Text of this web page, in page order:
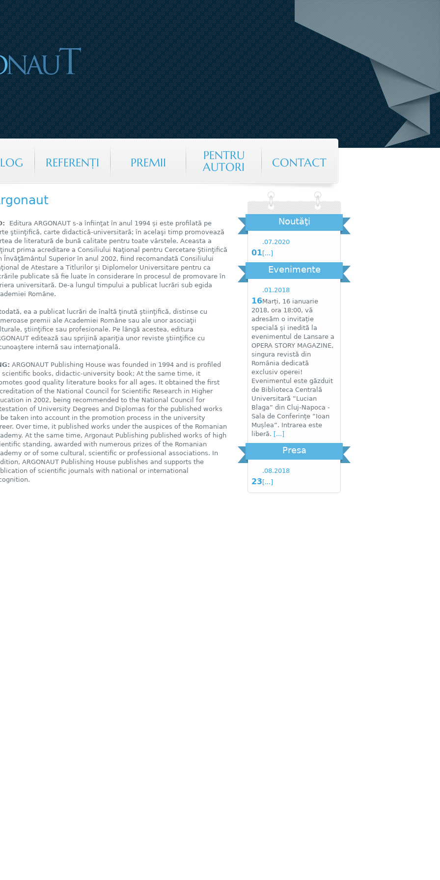
Jump to navigation
REFERENŢI PREMII
PENTRU
AUTORI
CONTACT
Editura ARGONAUT s-a înfiinţat în anul 1994 și este profilată pe
ştiinţifică, carte didactică-universitară; în acelaşi timp promovează
de literatură de bună calitate pentru toate vârstele. Aceasta a
prima acreditare a Consiliului Naţional pentru Cercetare Ştiinţifică
Învăţământul Superior în anul 2002, fiind recomandată Consiliului
de Atestare a Titlurilor şi Diplomelor Universitare pentru ca
publicate să fie luate în considerare în procesul de promovare în
universitară. De-a lungul timpului a publicat lucrări sub egida
Române.
ea a publicat lucrări de înaltă ţinută ştiinţifică, distinse cu
premii ale Academiei Române sau ale unor asociaţii
ştiinţifice sau profesionale. Pe lângă acestea, editura
editează sau sprijină apariţia unor reviste ştiinţifice cu
internă sau internaţională.
ARGONAUT Publishing House was founded in 1994 and is profiled
scientific books, didactic-university book; At the same time, it
good quality literature books for all ages. It obtained the first
of the National Council for Scientific Research in Higher
in 2002, being recommended to the National Council for
of University Degrees and Diplomas for the published works
taken into account in the promotion process in the university
Over time, it published works under the auspices of the Romanian
At the same time, Argonaut Publishing published works of high
standing, awarded with numerous prizes of the Romanian
or of some cultural, scientific or professional associations. In
ARGONAUT Publishing House publishes and supports the
of scientific journals with national or international
Noutăţi
01
.07.2020
[...]
Evenimente
16
.01.2018
Marți, 16 ianuarie
2018, ora 18:00, vă
adresăm o invitație
specială și inedită la
evenimentul de Lansare a
OPERA STORY MAGAZINE,
singura revistă din
România dedicată
exclusiv operei!
Evenimentul este găzduit
de Biblioteca Centrală
Universitară ”Lucian
Blaga” din Cluj-Napoca -
Sala de Conferințe ”Ioan
Mușlea”. Intrarea este
liberă. [...]
Presa
23
.08.2018
[...]